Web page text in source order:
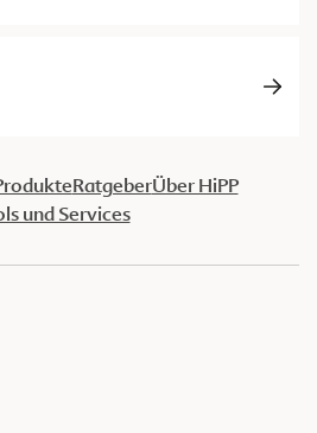
RatgeberÜber HiPP
und Services